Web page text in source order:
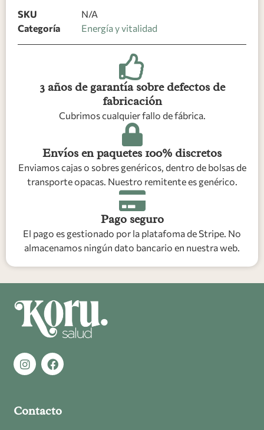
SKU
N/A
Categoría
Energía y vitalidad
3 años de garantía sobre defectos de
fabricación
Cubrimos cualquier fallo de fábrica.
Envíos en paquetes 100% discretos
Enviamos cajas o sobres genéricos, dentro de bolsas de
transporte opacas. Nuestro remitente es genérico.
Pago seguro
El pago es gestionado por la platafoma de Stripe. No
almacenamos ningún dato bancario en nuestra web.
Contacto